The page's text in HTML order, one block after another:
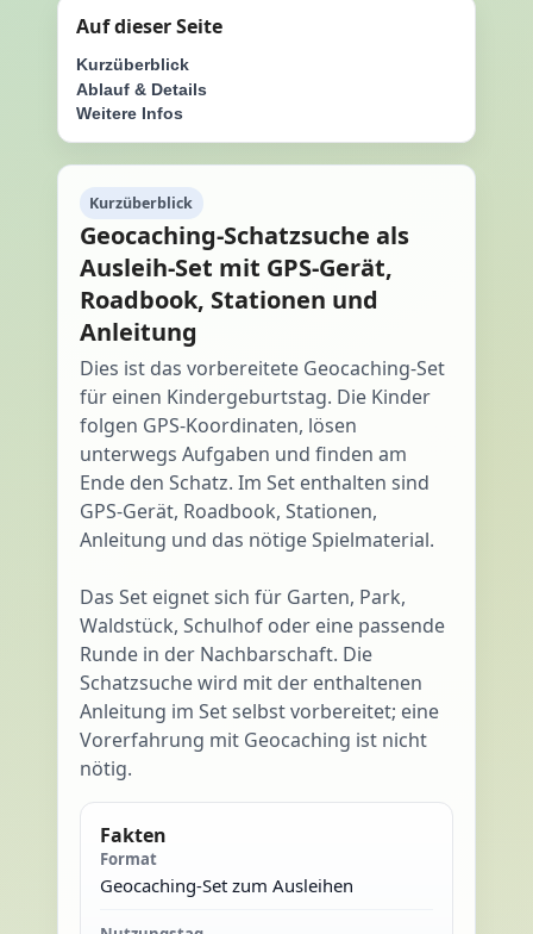
Kurzüberblick
Geocaching-Schatzsuche als
Ausleih-Set mit GPS-Gerät,
Roadbook, Stationen und
Anleitung
Dies ist das vorbereitete Geocaching-Set
für einen Kindergeburtstag. Die Kinder
folgen GPS-Koordinaten, lösen
unterwegs Aufgaben und finden am
Ende den Schatz. Im Set enthalten sind
GPS-Gerät, Roadbook, Stationen,
Anleitung und das nötige Spielmaterial.
Das Set eignet sich für Garten, Park,
Waldstück, Schulhof oder eine passende
Runde in der Nachbarschaft. Die
Schatzsuche wird mit der enthaltenen
Anleitung im Set selbst vorbereitet; eine
Vorerfahrung mit Geocaching ist nicht
nötig.
Fakten
Format
Geocaching-Set zum Ausleihen
Auf dieser Seite
Kurzüberblick
Ablauf & Details
Weitere Infos